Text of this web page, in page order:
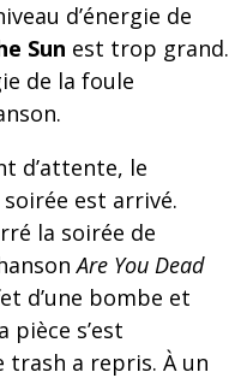
d’énergie de
Sun est trop grand.
de la foule
d’attente, le
est arrivé.
la soirée de
Are You Dead
d’une bombe et
s’est
trash a repris. À un